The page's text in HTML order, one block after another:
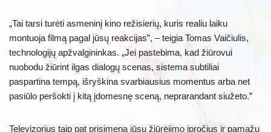
„Tai tarsi turėti asmeninį kino režisierių, kuris realiu laiku
montuoja filmą pagal jūsų reakcijas”, – teigia Tomas Vaičiulis,
technologijų apžvalgininkas. „Jei pastebima, kad žiūrovui
nuobodu žiūrint ilgas dialogų scenas, sistema subtiliai
paspartina tempą, išryškina svarbiausius momentus arba net
pasiūlo peršokti į kitą įdomesnę sceną, neprarandant siužeto.”
Televizorius taip pat prisimena jūsų žiūrėjimo įpročius ir pamažu